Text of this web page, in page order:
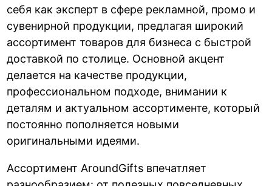
себя как эксперт в сфере рекламной, промо и
сувенирной продукции, предлагая широкий
ассортимент товаров для бизнеса с быстрой
доставкой по столице. Основной акцент
делается на качестве продукции,
профессиональном подходе, внимании к
деталям и актуальном ассортименте, который
постоянно пополняется новыми
оригинальными идеями.
Ассортимент AroundGifts впечатляет